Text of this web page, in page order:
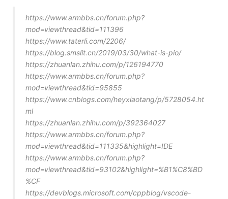
https://www.armbbs.cn/forum.php?
mod=viewthread&tid=111396
https://www.taterli.com/2206/
https://blog.smslit.cn/2019/03/30/what-is-pio/
https://zhuanlan.zhihu.com/p/126194770
https://www.armbbs.cn/forum.php?
mod=viewthread&tid=95855
https://www.cnblogs.com/heyxiaotang/p/5728054.ht
ml
https://zhuanlan.zhihu.com/p/392364027
https://www.armbbs.cn/forum.php?
mod=viewthread&tid=111335&highlight=IDE
https://www.armbbs.cn/forum.php?
mod=viewthread&tid=93102&highlight=%B1%C8%BD
%CF
https://devblogs.microsoft.com/cppblog/vscode-